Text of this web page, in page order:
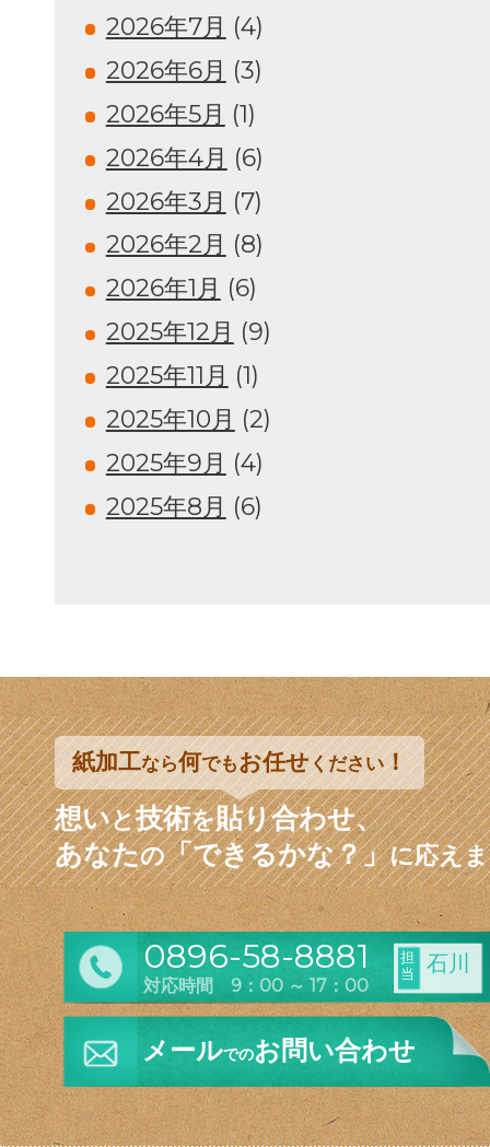
2026年7月 (4)
2026年6月 (3)
2026年5月 (1)
2026年4月 (6)
2026年3月 (7)
2026年2月 (8)
2026年1月 (6)
2025年12月 (9)
2025年11月 (1)
2025年10月 (2)
2025年9月 (4)
2025年8月 (6)
紙加工なら何でもお任せください！
想いと技術を貼り合わせ、
あなたの「できるかな？」に応え
0896-58-8881
対応時間 9：00 ～ 17：00
担
当
石川
メールでのお問い合わせ